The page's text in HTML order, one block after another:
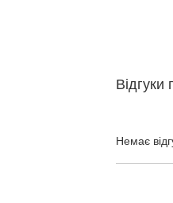
Відгуки
Немає